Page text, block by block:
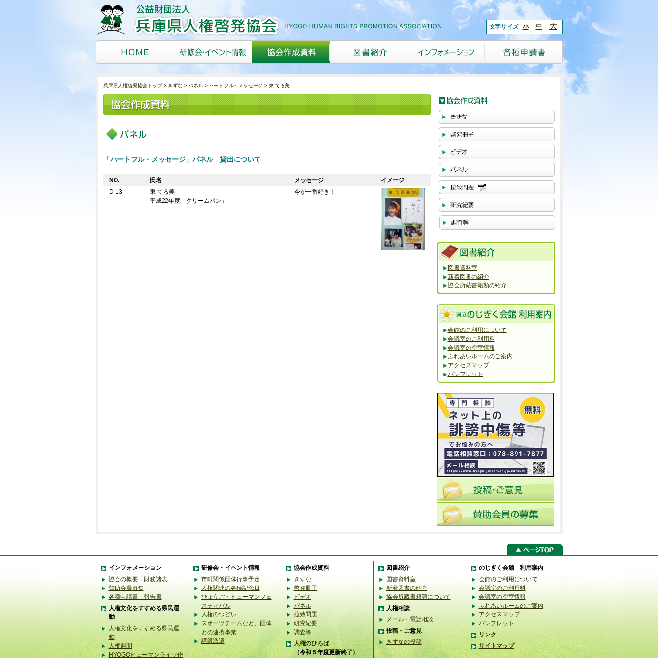
文字サイズ 小 中 大
兵庫県人権啓発協会トップ きずな パネル ハートフル・メッセージ 東 てる美
「ハートフル・メッセージ」パネル 貸出について
NO. 氏名 メッセージ
イメージ
D-13
東 てる美
平成22年度「クリームパン」
今が一番好き！
図書資料室
新着図書の紹介
協会所蔵書籍類の紹介
会館のご利用について
会議室のご利用料
会議室の空室情報
ふれあいルームのご案内
アクセスマップ
パンフレット
インフォメーション
協会の概要・財務諸表
賛助会員募集
各種申請書・報告書
人権文化をすすめる県民運
動
人権文化をすすめる県民運
動
人権週間
HYOGOヒューマンライツ作
研修会・イベント情報
市町関係団体行事予定
人権関連の各種記念日
ひょうご・ヒューマンフェ
スティバル
人権のつどい
スポーツチームなど、団体
との連携事業
講師派遣
協会作成資料
きずな
啓発冊子
ビデオ
パネル
拉致問題
研究紀要
調査等
人権のひろば
（令和５年度更新終了）
図書紹介
図書資料室
新着図書の紹介
協会所蔵書籍類について
人権相談
メール・電話相談
投稿・ご意見
きずなの投稿
のじぎく会館 利用案内
会館のご利用について
会議室のご利用料
会議室の空室情報
ふれあいルームのご案内
アクセスマップ
パンフレット
リンク
サイトマップ